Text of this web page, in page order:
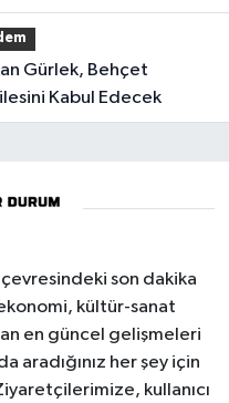
Kabul Edecek
çevresindeki son dakika
kültür-sanat
en güncel gelişmeleri
aradığınız her şey için
kullanıcı